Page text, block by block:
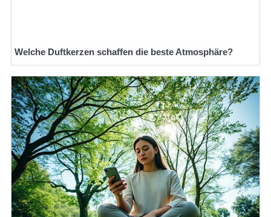
Welche Duftkerzen schaffen die beste Atmosphäre?